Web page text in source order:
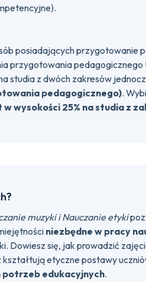
posiadających przygotowanie
przygotowania pedagogicznego
studia z dwóch zakresów
pedagogicznego).
w wysokości 25% na studia z
muzyki i Nauczanie etyki
niezbędne w pracy
Dowiesz się, jak prowadzić
kształtują etyczne postawy
potrzeb edukacyjnych.